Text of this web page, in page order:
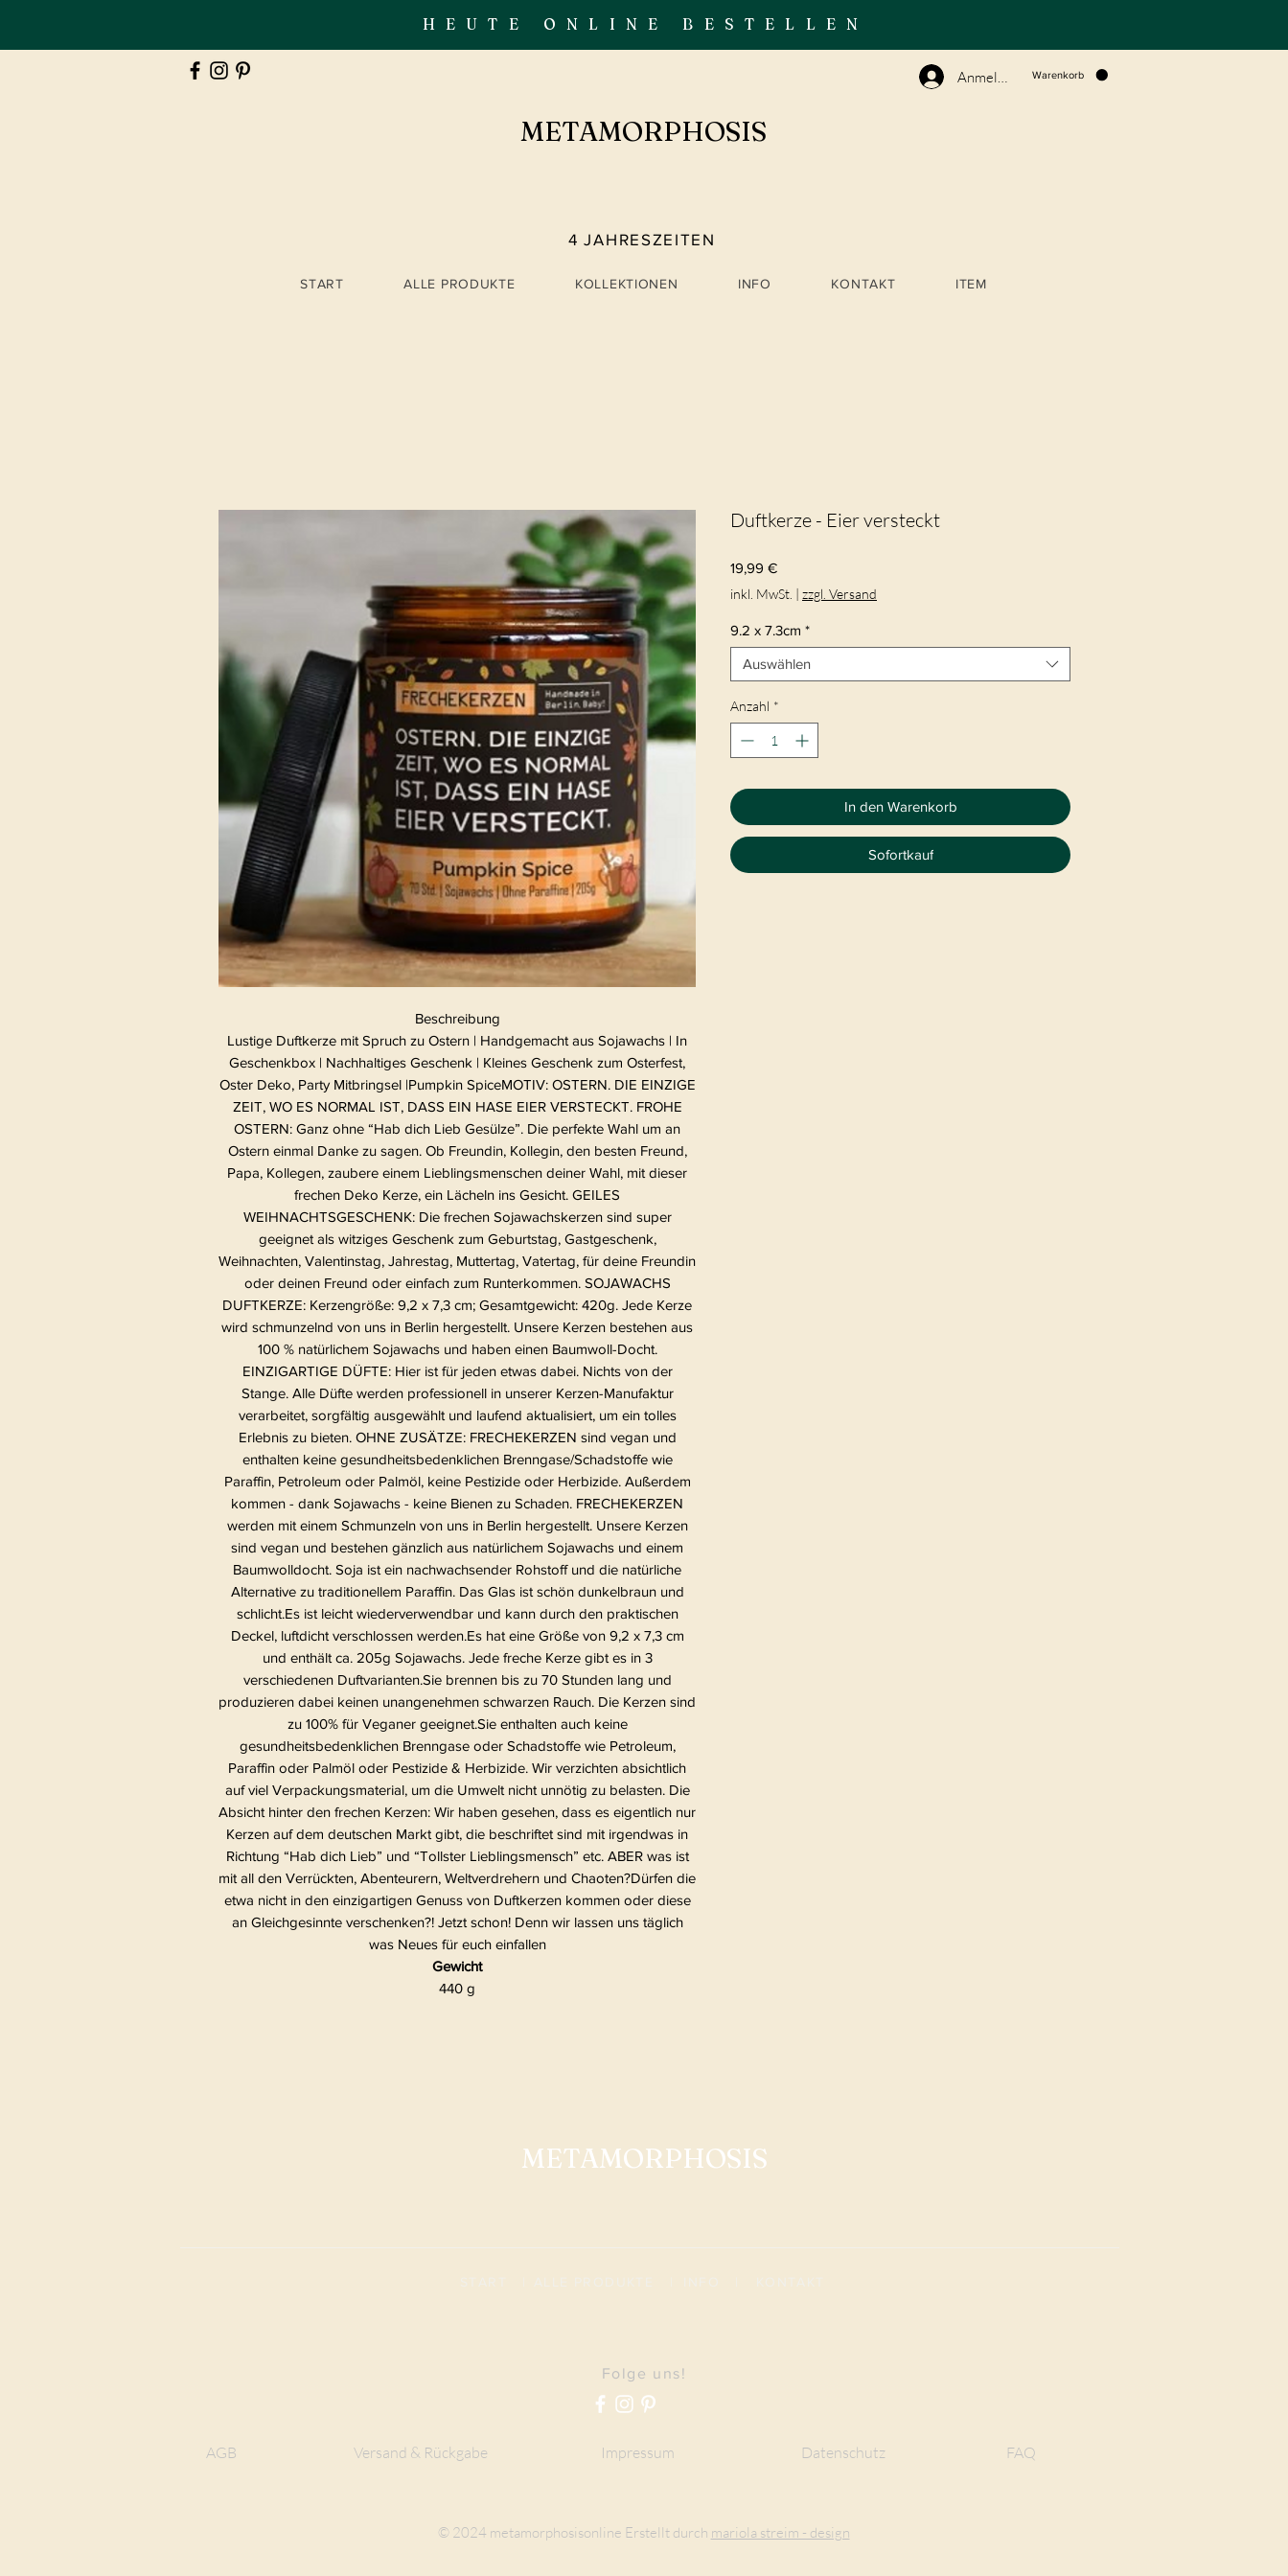
HEUTE ONLINE BESTELLEN
METAMORPHOSIS
Anmelden Warenkorb
4 JAHRESZEITEN
START ALLE PRODUKTE KOLLEKTIONEN INFO KONTAKT ITEM
Beschreibung
Lustige Duftkerze mit Spruch zu Ostern | Handgemacht aus Sojawachs | In
Geschenkbox | Nachhaltiges Geschenk | Kleines Geschenk zum Osterfest,
Oster Deko, Party Mitbringsel |Pumpkin SpiceMOTIV: OSTERN. DIE EINZIGE
ZEIT, WO ES NORMAL IST, DASS EIN HASE EIER VERSTECKT. FROHE
OSTERN: Ganz ohne “Hab dich Lieb Gesülze”. Die perfekte Wahl um an
Ostern einmal Danke zu sagen. Ob Freundin, Kollegin, den besten Freund,
Papa, Kollegen, zaubere einem Lieblingsmenschen deiner Wahl, mit dieser
frechen Deko Kerze, ein Lächeln ins Gesicht. GEILES
WEIHNACHTSGESCHENK: Die frechen Sojawachskerzen sind super
geeignet als witziges Geschenk zum Geburtstag, Gastgeschenk,
Weihnachten, Valentinstag, Jahrestag, Muttertag, Vatertag, für deine Freundin
oder deinen Freund oder einfach zum Runterkommen. SOJAWACHS
DUFTKERZE: Kerzengröße: 9,2 x 7,3 cm; Gesamtgewicht: 420g. Jede Kerze
wird schmunzelnd von uns in Berlin hergestellt. Unsere Kerzen bestehen aus
100 % natürlichem Sojawachs und haben einen Baumwoll-Docht.
EINZIGARTIGE DÜFTE: Hier ist für jeden etwas dabei. Nichts von der
Stange. Alle Düfte werden professionell in unserer Kerzen-Manufaktur
verarbeitet, sorgfältig ausgewählt und laufend aktualisiert, um ein tolles
Erlebnis zu bieten. OHNE ZUSÄTZE: FRECHEKERZEN sind vegan und
enthalten keine gesundheitsbedenklichen Brenngase/Schadstoffe wie
Paraffin, Petroleum oder Palmöl, keine Pestizide oder Herbizide. Außerdem
kommen - dank Sojawachs - keine Bienen zu Schaden. FRECHEKERZEN
werden mit einem Schmunzeln von uns in Berlin hergestellt. Unsere Kerzen
sind vegan und bestehen gänzlich aus natürlichem Sojawachs und einem
Baumwolldocht. Soja ist ein nachwachsender Rohstoff und die natürliche
Alternative zu traditionellem Paraffin. Das Glas ist schön dunkelbraun und
schlicht.Es ist leicht wiederverwendbar und kann durch den praktischen
Deckel, luftdicht verschlossen werden.Es hat eine Größe von 9,2 x 7,3 cm
und enthält ca. 205g Sojawachs. Jede freche Kerze gibt es in 3
verschiedenen Duftvarianten.Sie brennen bis zu 70 Stunden lang und
produzieren dabei keinen unangenehmen schwarzen Rauch. Die Kerzen sind
zu 100% für Veganer geeignet.Sie enthalten auch keine
gesundheitsbedenklichen Brenngase oder Schadstoffe wie Petroleum,
Paraffin oder Palmöl oder Pestizide & Herbizide. Wir verzichten absichtlich
auf viel Verpackungsmaterial, um die Umwelt nicht unnötig zu belasten. Die
Absicht hinter den frechen Kerzen: Wir haben gesehen, dass es eigentlich nur
Kerzen auf dem deutschen Markt gibt, die beschriftet sind mit irgendwas in
Richtung “Hab dich Lieb” und “Tollster Lieblingsmensch” etc. ABER was ist
mit all den Verrückten, Abenteurern, Weltverdrehern und Chaoten?Dürfen die
etwa nicht in den einzigartigen Genuss von Duftkerzen kommen oder diese
an Gleichgesinnte verschenken?! Jetzt schon! Denn wir lassen uns täglich
was Neues für euch einfallen
Gewicht
440 g
Duftkerze - Eier versteckt
19,99 €Preis
inkl. MwSt. | zzgl. Versand
9.2 x 7.3cm *
Auswählen
Anzahl *
In den Warenkorb
Sofortkauf
METAMORPHOSIS
Folge uns!
AGB Versand & Rückgabe Impressum Datenschutz FAQ
© 2024 metamorphosisonline Erstellt durch mariola streim - design